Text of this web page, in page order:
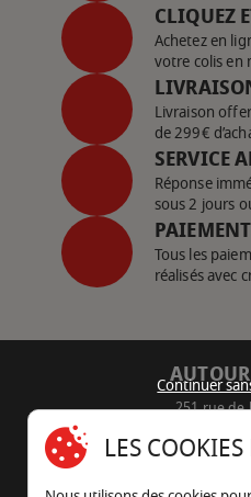
CLIQUEZ
Achetez en
votre colis en
Livraison
de 299€
SERVICE
Réponse
sous 2 jours
Tous les
réalisés avec
251 rue de
05 45
Continuer
LES